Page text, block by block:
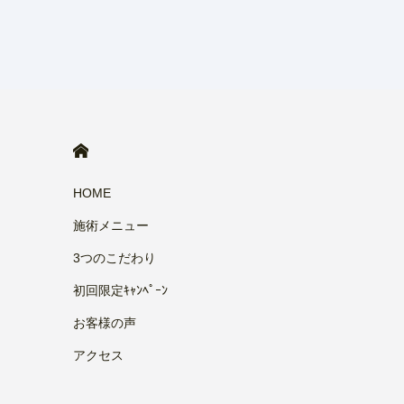
HOME
施術メニュー
3つのこだわり
初回限定ｷｬﾝﾍﾟｰﾝ
お客様の声
アクセス